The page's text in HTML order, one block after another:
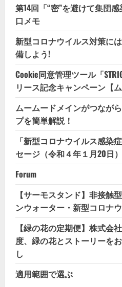
第14回「“密”を避けて集団
口メモ
新型コロナウイルス対策に
備しよう!
Cookie同意管理ツール「
リース記念キャンペーン【
ムームードメインがつなが
プを簡単解説！
「新型コロナウイルス感染
セージ（令和４年１月20日）
Forum
【サーモスタンド】非接触
ンウォーター・新型コロナ
【緑の花の定期便】株式会
度、緑の花とストーリーを
し
適用範囲で選ぶ